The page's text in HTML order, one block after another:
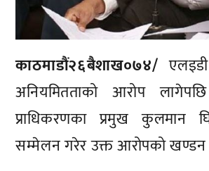
काठमाडौं२६बैशाख०७४/
अनियमितताको आरोप
प्राधिकरणका प्रमुख कुलमान
सम्मेलन गरेर उक्त आरोपको खण्डन